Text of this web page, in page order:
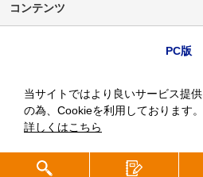
コンテンツ
PC版
当サイトではより良いサービス提供
の為、Cookieを利用しております。
詳しくはこちら